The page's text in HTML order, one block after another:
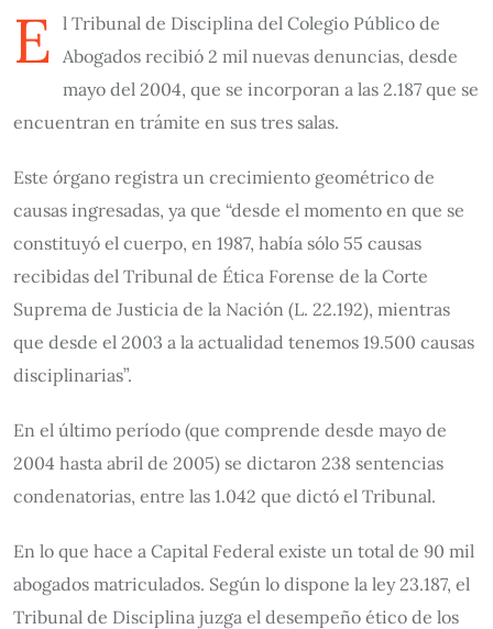
E l Tribunal de Disciplina del Colegio Público de
Abogados recibió 2 mil nuevas denuncias, desde
mayo del 2004, que se incorporan a las 2.187 que se
encuentran en trámite en sus tres salas.
Este órgano registra un crecimiento geométrico de
causas ingresadas, ya que “desde el momento en que se
constituyó el cuerpo, en 1987, había sólo 55 causas
recibidas del Tribunal de Ética Forense de la Corte
Suprema de Justicia de la Nación (L. 22.192), mientras
que desde el 2003 a la actualidad tenemos 19.500 causas
disciplinarias”.
En el último período (que comprende desde mayo de
2004 hasta abril de 2005) se dictaron 238 sentencias
condenatorias, entre las 1.042 que dictó el Tribunal.
En lo que hace a Capital Federal existe un total de 90 mil
abogados matriculados. Según lo dispone la ley 23.187, el
Tribunal de Disciplina juzga el desempeño ético de los